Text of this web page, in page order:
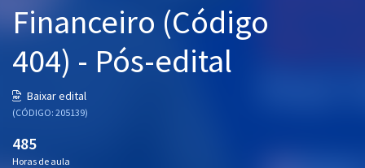
Aprovados
Atendimento
Financeiro (Código
404) - Pós-edital
Baixar edital
(CÓDIGO: 205139)
485
Horas de aula